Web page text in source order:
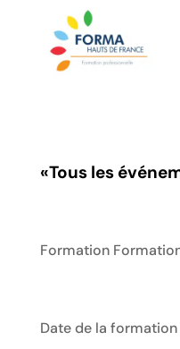
«Tous les
Formation
Date de la formation